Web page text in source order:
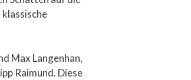
Max Langenhan,
Raimund. Diese